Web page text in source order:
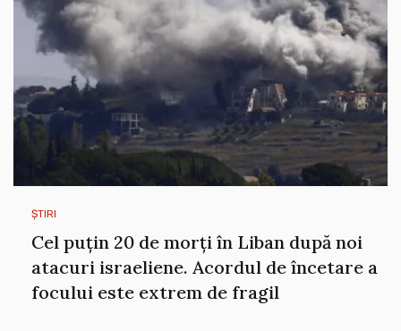
ȘTIRI
Cel puțin 20 de morți în Liban după noi
atacuri israeliene. Acordul de încetare a
focului este extrem de fragil